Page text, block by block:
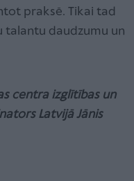
praksē. Tikai tad
talantu daudzumu un
centra izglītības un
Latvijā Jānis